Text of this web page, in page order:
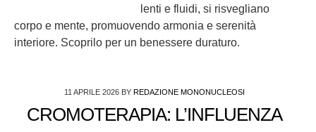
lenti e fluidi, si risvegliano
corpo e mente, promuovendo armonia e serenità
interiore. Scoprilo per un benessere duraturo.
11 APRILE 2026 BY REDAZIONE MONONUCLEOSI
CROMOTERAPIA: L’INFLUENZA